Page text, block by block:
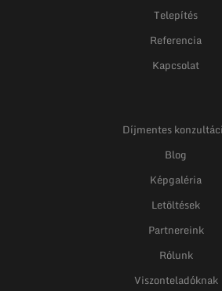
Telepítés
Referencia
Kapcsolat
Díjmentes
Blog
Képgaléria
Letöltések
Partnereink
Rólunk
Viszonteladóknak